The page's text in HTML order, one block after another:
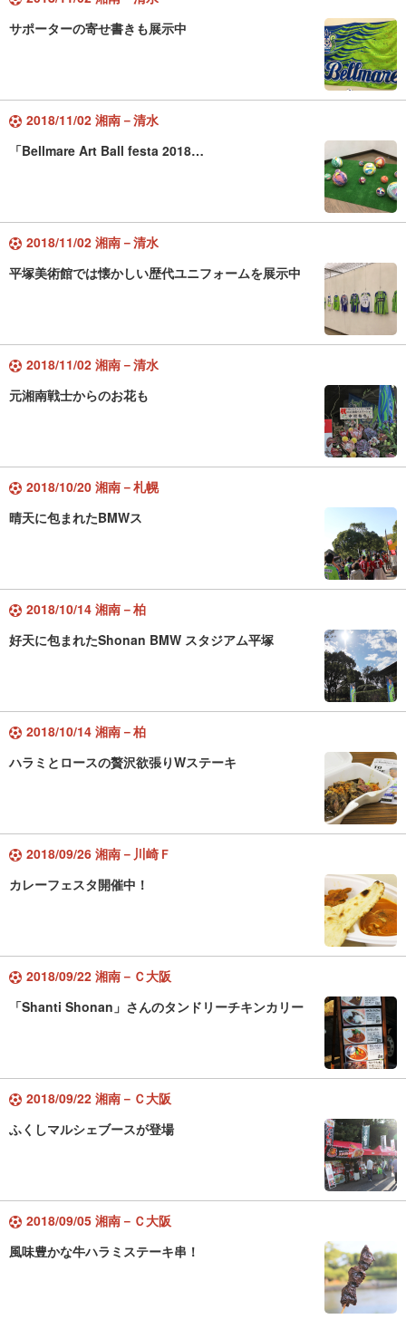
サポーターの寄せ書きも展示中
2018/11/02 湘南－清水
「Bellmare Art Ball festa 2018…
2018/11/02 湘南－清水
平塚美術館では懐かしい歴代ユニフォームを展示中
2018/11/02 湘南－清水
元湘南戦士からのお花も
2018/10/20 湘南－札幌
晴天に包まれたBMWス
2018/10/14 湘南－柏
好天に包まれたShonan BMW スタジアム平塚
2018/10/14 湘南－柏
ハラミとロースの贅沢欲張りWステーキ
2018/09/26 湘南－川崎Ｆ
カレーフェスタ開催中！
2018/09/22 湘南－Ｃ大阪
「Shanti Shonan」さんのタンドリーチキンカリー
2018/09/22 湘南－Ｃ大阪
ふくしマルシェブースが登場
2018/09/05 湘南－Ｃ大阪
風味豊かな牛ハラミステーキ串！